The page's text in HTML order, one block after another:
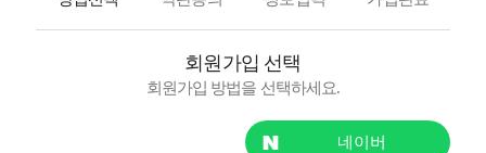
회원가입 선택
회원가입 방법을 선택하세요.
네이버